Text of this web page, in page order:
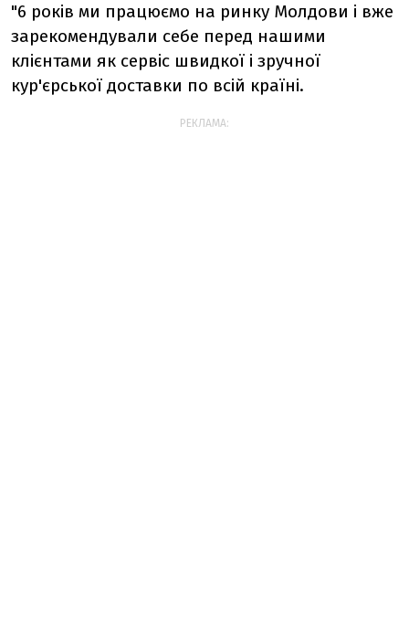
"6 років ми працюємо на ринку Молдови і вже
зарекомендували себе перед нашими
клієнтами як сервіс швидкої і зручної
кур'єрської доставки по всій країні.
РЕКЛАМА: